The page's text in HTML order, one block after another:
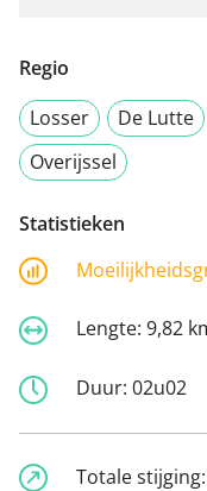
Regio
Losser
De Lutte
Overijssel
Statistieken
Lengte: 9,82
Duur: 02u02
Totale stijging: